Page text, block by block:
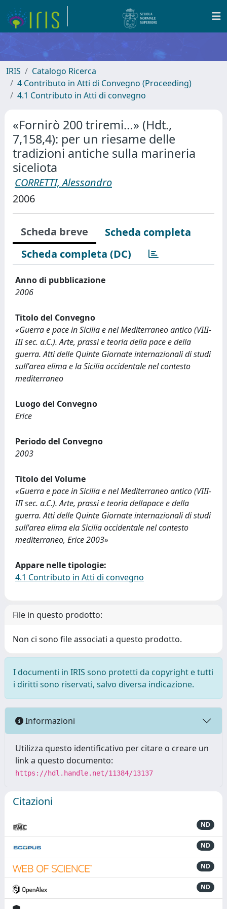
IRIS
Catalogo Ricerca
4 Contributo in Atti di Convegno (Proceeding)
4.1 Contributo in Atti di convegno
«Fornirò 200 triremi…» (Hdt.,
7,158,4): per un riesame delle
tradizioni antiche sulla marineria
siceliota
CORRETTI, Alessandro
2006
Scheda breve
Scheda completa
Scheda completa (DC)
Anno di pubblicazione
2006
Titolo del Convegno
«Guerra e pace in Sicilia e nel Mediterraneo antico (VIII-
III sec. a.C.). Arte, prassi e teoria della pace e della
guerra. Atti delle Quinte Giornate internazionali di studi
sull'area elima e la Sicilia occidentale nel contesto
mediterraneo
Luogo del Convegno
Erice
Periodo del Convegno
2003
Titolo del Volume
«Guerra e pace in Sicilia e nel Mediterraneo antico (VIII-
III sec. a.C.). Arte, prassi e teoria dellapace e della
guerra. Atti delle Quinte Giornate internazionali di studi
sull'area elima ela Sicilia occidentale nel contesto
mediterraneo, Erice 2003»
Appare nelle tipologie:
4.1 Contributo in Atti di convegno
File in questo prodotto:
Non ci sono file associati a questo prodotto.
I documenti in IRIS sono protetti da copyright e tutti
i diritti sono riservati, salvo diversa indicazione.
Informazioni
Utilizza questo identificativo per citare o creare un
link a questo documento:
https://hdl.handle.net/11384/13137
Citazioni
ND
ND
ND
ND